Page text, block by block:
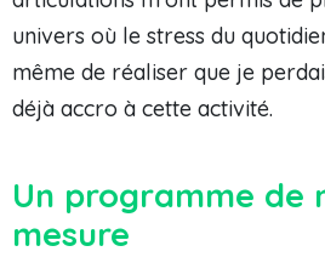
univers où le stress du
même de réaliser que je
déjà accro à cette activité.
Un programme de
mesure